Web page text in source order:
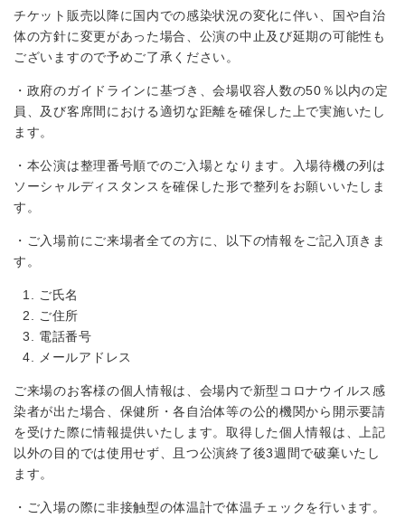
チケット販売以降に国内での感染状況の変化に伴い、国や自治
体の方針に変更があった場合、公演の中止及び延期の可能性も
ございますので予めご了承ください。
・政府のガイドラインに基づき、会場収容人数の50％以内の定
員、及び客席間における適切な距離を確保した上で実施いたし
ます。
・本公演は整理番号順でのご入場となります。入場待機の列は
ソーシャルディスタンスを確保した形で整列をお願いいたしま
す。
・ご入場前にご来場者全ての方に、以下の情報をご記入頂きま
す。
ご氏名
ご住所
電話番号
メールアドレス
ご来場のお客様の個人情報は、会場内で新型コロナウイルス感
染者が出た場合、保健所・各自治体等の公的機関から開示要請
を受けた際に情報提供いたします。取得した個人情報は、上記
以外の目的では使用せず、且つ公演終了後3週間で破棄いたし
ます。
・ご入場の際に非接触型の体温計で体温チェックを行います。